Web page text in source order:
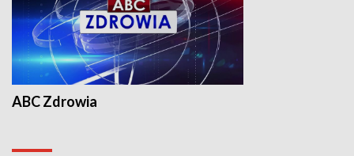
ABC Zdrowia